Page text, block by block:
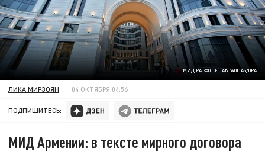
МИД РА. ФОТО: JAN WOITAS/DPA
ЛИКА МИРЗОЯН 04 ОКТЯБРЯ 04:56
ПОДПИШИТЕСЬ:
МИД Армении: в тексте мирного договора